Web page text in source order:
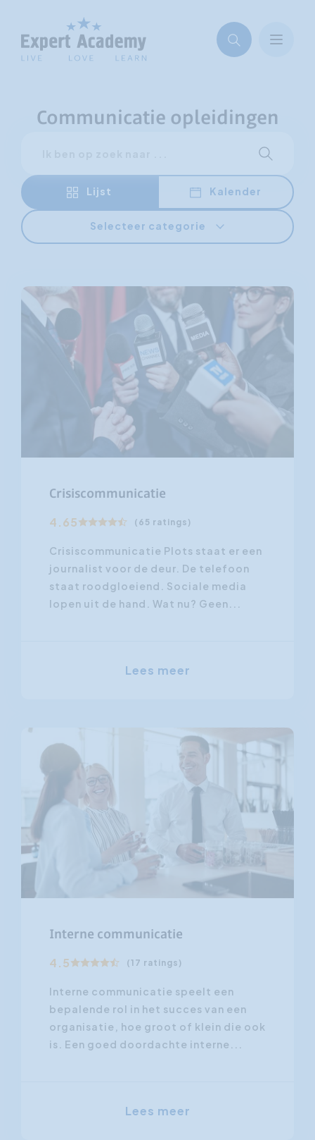
Communicatie opleidingen
Start met
Lijst Kalender
Selecteer categorie
Crisiscommunicatie
4.65 (65 ratings)
Crisiscommunicatie Plots staat er een
journalist voor de deur. De telefoon
staat roodgloeiend. Sociale media
lopen uit de hand. Wat nu? Geen...
Lees meer
Interne communicatie
4.5 (17 ratings)
Interne communicatie speelt een
bepalende rol in het succes van een
organisatie, hoe groot of klein die ook
is. Een goed doordachte interne...
Lees meer